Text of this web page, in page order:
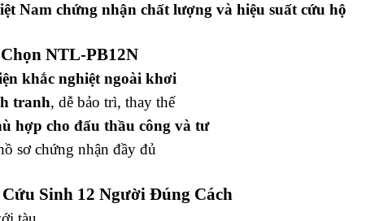
Nam chứng nhận chất lượng và hiệu suất cứu hộ
NTL-PB12N
khắc nghiệt ngoài khơi
tranh, dễ bảo trì, thay thế
hợp cho đấu thầu công và tư
sơ chứng nhận đầy đủ
Sinh 12 Người Đúng Cách